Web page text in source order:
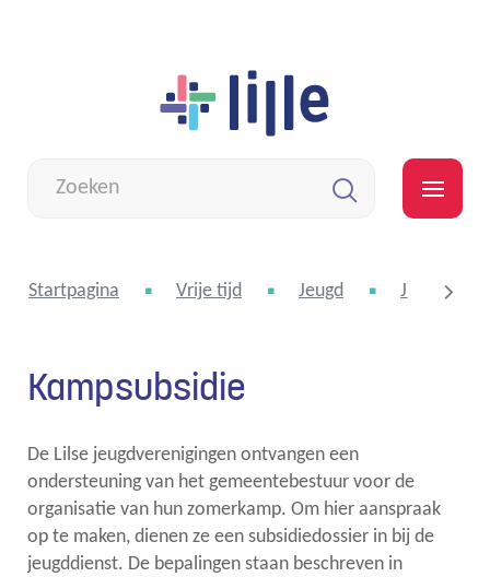
inhoud
zoek
links
Startpagina Vrije tijd Jeugd
Kampsubsidie
De Lilse jeugdverenigingen ontvangen een
ondersteuning van het gemeentebestuur voor de
organisatie van hun zomerkamp. Om hier aanspraak
op te maken, dienen ze een subsidiedossier in bij de
jeugddienst. De bepalingen staan beschreven in